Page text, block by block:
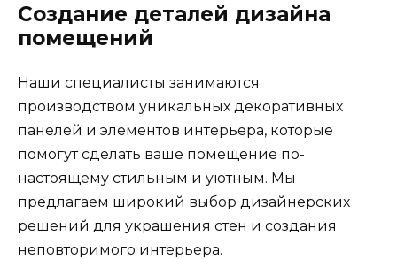
Создание деталей дизайна
помещений
Наши специалисты занимаются
производством уникальных декоративных
панелей и элементов интерьера, которые
помогут сделать ваше помещение по-
настоящему стильным и уютным. Мы
предлагаем широкий выбор дизайнерских
решений для украшения стен и создания
неповторимого интерьера.